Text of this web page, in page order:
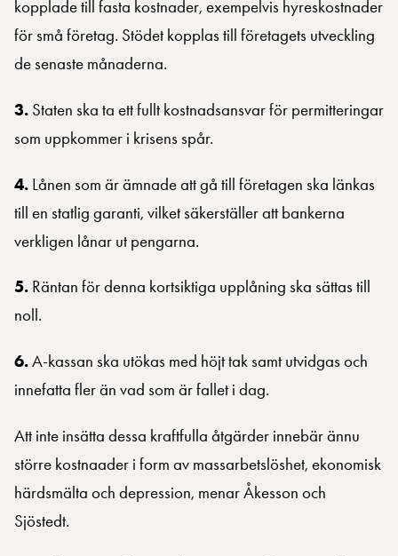
kopplade till fasta kostnader, exempelvis hyreskostnader
för små företag. Stödet kopplas till företagets utveckling
de senaste månaderna.
3. Staten ska ta ett fullt kostnadsansvar för permitteringar
som uppkommer i krisens spår.
4. Lånen som är ämnade att gå till företagen ska länkas
till en statlig garanti, vilket säkerställer att bankerna
verkligen lånar ut pengarna.
5. Räntan för denna kortsiktiga upplåning ska sättas till
noll.
6.A-kassan ska utökas med höjt tak samt utvidgas och
innefatta fler än vad som är fallet i dag.
Att inte insätta dessa kraftfulla åtgärder innebär ännu
större kostnaader i form av massarbetslöshet, ekonomisk
härdsmälta och depression, menar Åkesson och
Sjöstedt.